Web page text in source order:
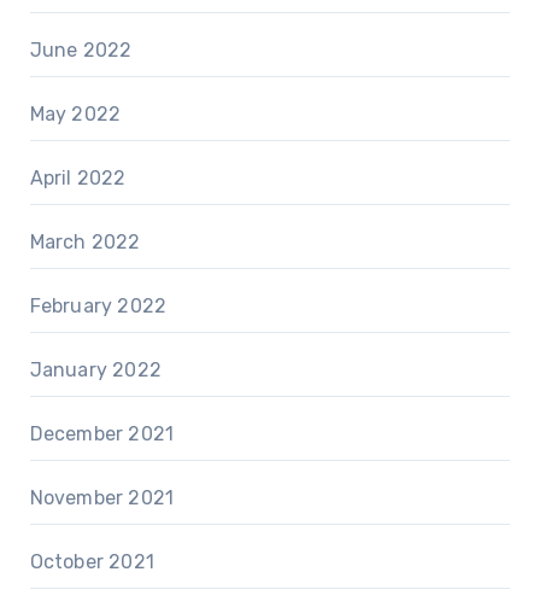
June 2022
May 2022
April 2022
March 2022
February 2022
January 2022
December 2021
November 2021
October 2021